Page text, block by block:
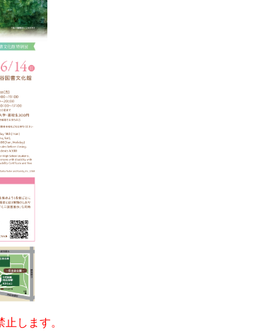
します。